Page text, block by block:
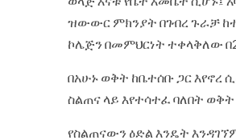
ዝውውር ምክንያት በገብረ ጉራቻ
ኮሌጅን በመምህርነት ተቀላቅለው
በአሁኑ ወቅት ከቤተሰቡ ጋር
ስልጠና ላይ እየተሳተፈ ባለበት
የስልጠናውን ዕድል እንዴት